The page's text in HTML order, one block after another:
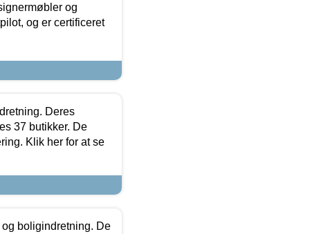
og
og er certificeret
Deres
37 butikker. De
Klik her for at se
boligindretning. De